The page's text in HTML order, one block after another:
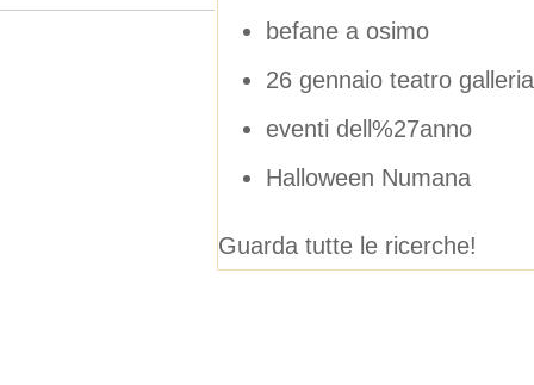
befane a osimo
26 gennaio teatro
eventi dell%27anno
Halloween Numana
Guarda tutte le ricerche!